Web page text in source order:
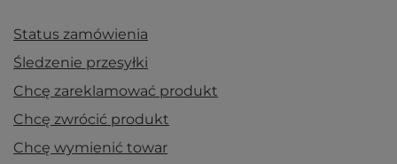
Status zamówienia
Śledzenie przesyłki
Chcę zareklamować produkt
Chcę zwrócić produkt
Chcę wymienić towar